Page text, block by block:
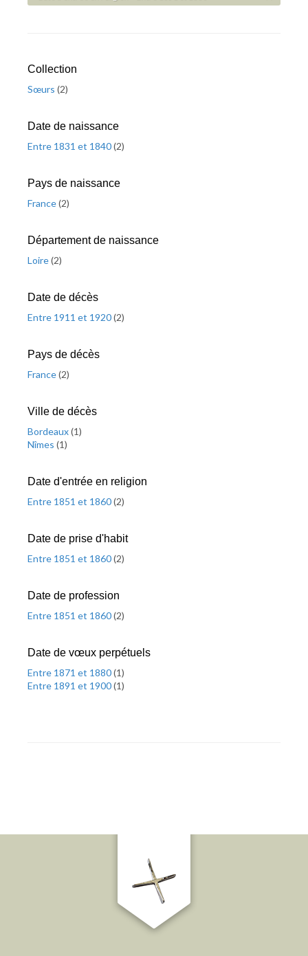
Collection
Sœurs (2)
Date de naissance
Entre 1831 et 1840(2)
Pays de naissance
France(2)
Département de naissance
Loire(2)
Date de décès
Entre 1911 et 1920(2)
Pays de décès
France(2)
Ville de décès
Bordeaux(1)
Nîmes (1)
Date d'entrée en religion
Entre 1851 et 1860(2)
Date de prise d'habit
Entre 1851 et 1860(2)
Date de profession
Entre 1851 et 1860(2)
Date de vœux perpétuels
Entre 1871 et 1880(1)
Entre 1891 et 1900(1)